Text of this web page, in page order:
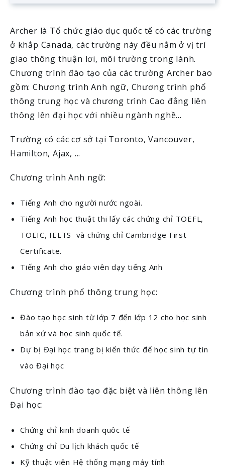
Archer là Tổ chức giáo dục quốc tế có các trường
ở khắp Canada, các trường này đều nằm ở vị trí
giao thông thuận lơi, môi trường trong lành.
Chương trình đào tạo của các trường Archer bao
gồm: Chương trình Anh ngữ, Chương trình phổ
thông trung học và chương trình Cao đẳng liên
thông lên đại học với nhiều ngành nghề...
Trường có các cơ sở tại Toronto, Vancouver,
Hamilton, Ajax, ...
Chương trình Anh ngữ:
Tiếng Anh cho người nước ngoài.
Tiếng Anh học thuật thi lấy các chứng chỉ TOEFL,
TOEIC, IELTS và chứng chỉ Cambridge First
Certificate.
Tiếng Anh cho giáo viên dạy tiếng Anh
Chương trình phổ thông trung học:
Đào tạo học sinh từ lớp 7 đến lớp 12 cho học sinh
bản xứ và học sinh quốc tế.
Dự bị Đại học trang bị kiến thức để học sinh tự tin
vào Đại học
Chương trình đào tạo đặc biệt và liên thông lên
Đại học:
Chứng chỉ kinh doanh quôc tế
Chứng chỉ Du lịch khách quốc tế
Kỹ thuật viên Hệ thống mạng máy tính